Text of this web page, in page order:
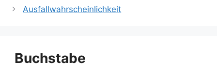
Ausfallwahrscheinlichkeit
Buchstabe